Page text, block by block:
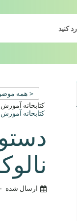
< همه
کتابخانه آموزش
کتابخانه آموزش
ارسال شده